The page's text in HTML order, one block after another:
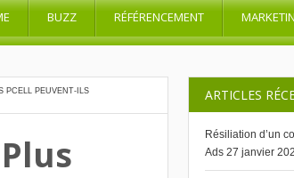
BUZZ RÉFÉRENCEMENT
ARTICLES
Résiliation d’un
Ads 27 janvier
PCELL PEUVENT-ILS